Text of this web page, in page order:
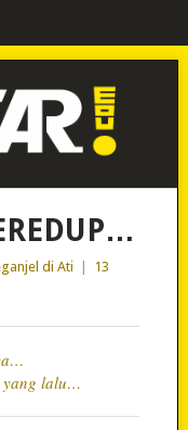
di Ati
13
yang lalu…